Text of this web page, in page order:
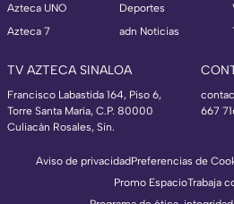
Azteca UNO
Azteca 7
Deportes
adn Noticias
TV AZTECA SINALOA
Francisco Labastida 164, Piso 6,
Torre Santa María, C.P. 80000
Culiacán Rosales, Sin.
667
Aviso de privacidadPreferencias de
Promo EspacioTrabaja